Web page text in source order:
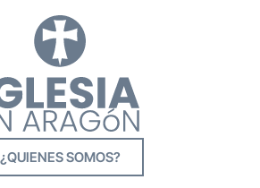
¿QUIENES SOMOS?